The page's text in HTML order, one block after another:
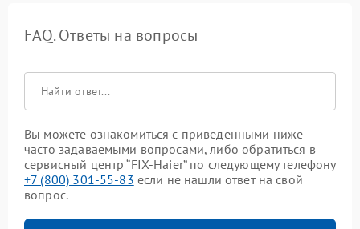
FAQ. Ответы на вопросы
Вы можете ознакомиться с приведенными ниже
часто задаваемыми вопросами, либо обратиться в
сервисный центр “FIX-Haier” по следующему телефону
+7 (800) 301-55-83 если не нашли ответ на свой
вопрос.